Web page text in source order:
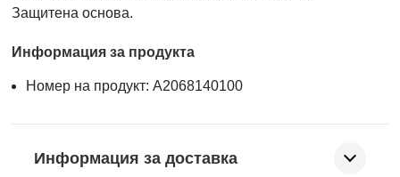
Защитена основа.
Информация за продукта
Номер на продукт: A2068140100
Информация за доставка